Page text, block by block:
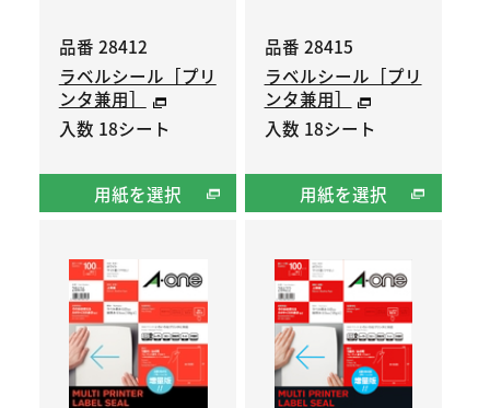
品番 28412
ラベルシール［プリ
ンタ兼用］
入数 18シート
用紙を選択
品番 28415
ラベルシール［プリ
ンタ兼用］
入数 18シート
用紙を選択